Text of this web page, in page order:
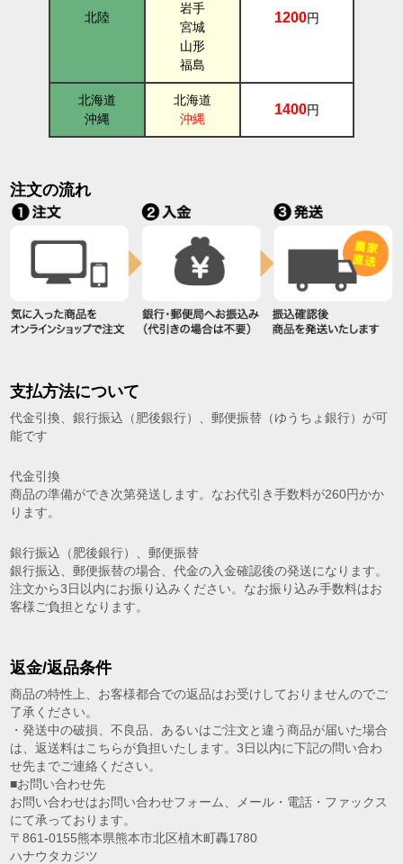
北陸
岩手
宮城
山形
福島
1200円
北海道
沖縄
北海道
沖縄
1400円
注文の流れ
支払方法について
代金引換、銀行振込（肥後銀行）、郵便振替（ゆうちょ銀行）が可
能です
代金引換
商品の準備ができ次第発送します。なお代引き手数料が260円かか
ります。
銀行振込（肥後銀行）、郵便振替
銀行振込、郵便振替の場合、代金の入金確認後の発送になります。
注文から3日以内にお振り込みください。なお振り込み手数料はお
客様ご負担となります。
返金/返品条件
商品の特性上、お客様都合での返品はお受けしておりませんのでご
了承ください。
・発送中の破損、不良品、あるいはご注文と違う商品が届いた場合
は、返送料はこちらが負担いたします。3日以内に下記の問い合わ
せ先までご連絡ください。
■お問い合わせ先
お問い合わせはお問い合わせフォーム、メール・電話・ファックス
にて承っております。
〒861-0155熊本県熊本市北区植木町轟1780
ハナウタカジツ